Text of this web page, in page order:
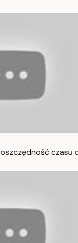
czasu